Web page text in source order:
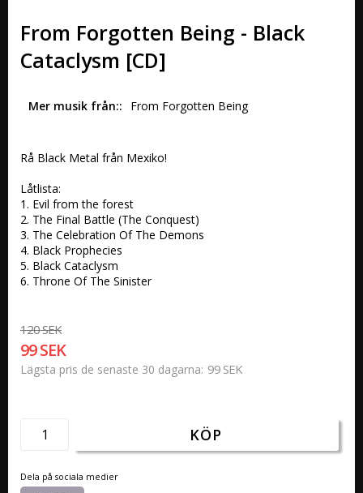
From Forgotten Being - Black
Cataclysm [CD]
Mer musik från: From Forgotten Being
Rå Black Metal från Mexiko!
Låtlista:
1. Evil from the forest
2. The Final Battle (The Conquest)
3. The Celebration Of The Demons
4. Black Prophecies
5. Black Cataclysm
6. Throne Of The Sinister
120 SEK
99 SEK
Lägsta pris de senaste 30 dagarna 99 SEK
KÖP
Dela på sociala medier